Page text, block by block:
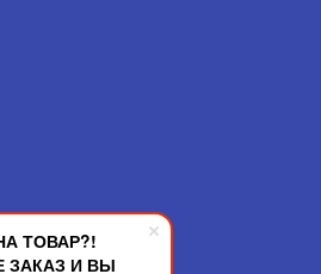
ТОВАР?!
ЗАКАЗ И ВЫ